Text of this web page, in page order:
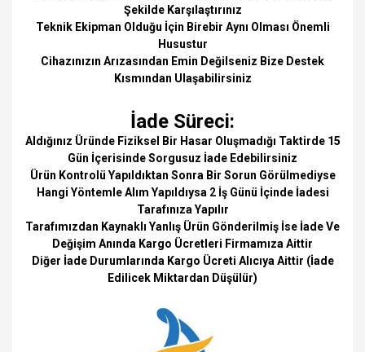
Şekilde Karşılaştırınız
Teknik Ekipman Olduğu İçin Birebir Aynı Olması Önemli
Husustur
Cihazınızın Arızasından Emin Değilseniz Bize Destek
Kısmından Ulaşabilirsiniz
İade Süreci:
Aldığınız Üründe Fiziksel Bir Hasar Oluşmadığı Taktirde 15
Gün İçerisinde Sorgusuz İade Edebilirsiniz
Ürün Kontrolü Yapıldıktan Sonra Bir Sorun Görülmediyse
Hangi Yöntemle Alım Yapıldıysa 2 İş Günü İçinde İadesi
Tarafınıza Yapılır
Tarafımızdan Kaynaklı Yanlış Ürün Gönderilmiş İse İade Ve
Değişim Anında Kargo Ücretleri Firmamıza Aittir
Diğer İade Durumlarında Kargo Ücreti Alıcıya Aittir (İade
Edilicek Miktardan Düşülür)